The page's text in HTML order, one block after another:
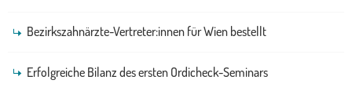
Bezirkszahnärzte-Vertreter:innen für Wien bestellt
Erfolgreiche Bilanz des ersten Ordicheck-Seminars